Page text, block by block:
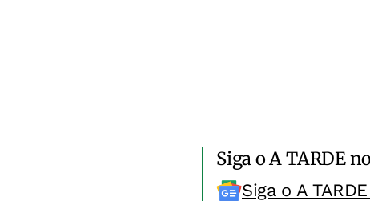
Siga o A TARDE
Siga o A